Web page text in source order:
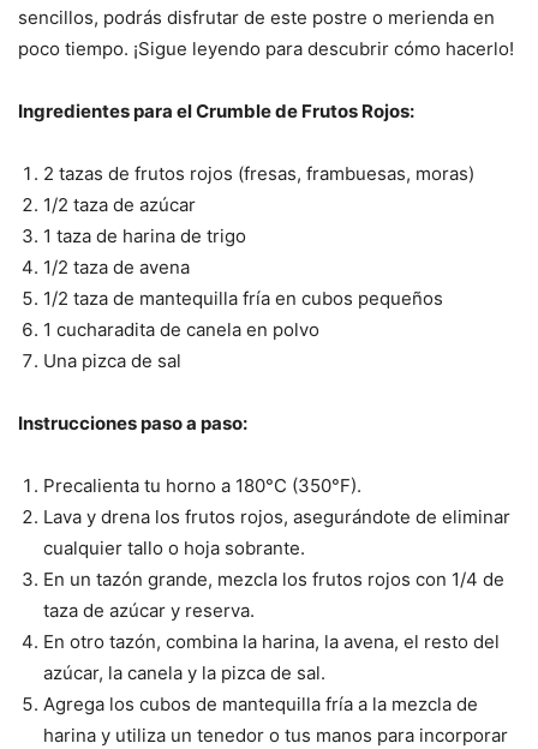
sencillos, podrás disfrutar de este postre o merienda en
poco tiempo. ¡Sigue leyendo para descubrir cómo hacerlo!
Ingredientes para el Crumble de Frutos Rojos:
2 tazas de frutos rojos (fresas, frambuesas, moras)
1/2 taza de azúcar
1 taza de harina de trigo
1/2 taza de avena
1/2 taza de mantequilla fría en cubos pequeños
1 cucharadita de canela en polvo
Una pizca de sal
Instrucciones paso a paso:
Precalienta tu horno a 180°C (350°F).
Lava y drena los frutos rojos, asegurándote de eliminar
cualquier tallo o hoja sobrante.
En un tazón grande, mezcla los frutos rojos con 1/4 de
taza de azúcar y reserva.
En otro tazón, combina la harina, la avena, el resto del
azúcar, la canela y la pizca de sal.
Agrega los cubos de mantequilla fría a la mezcla de
harina y utiliza un tenedor o tus manos para incorporar